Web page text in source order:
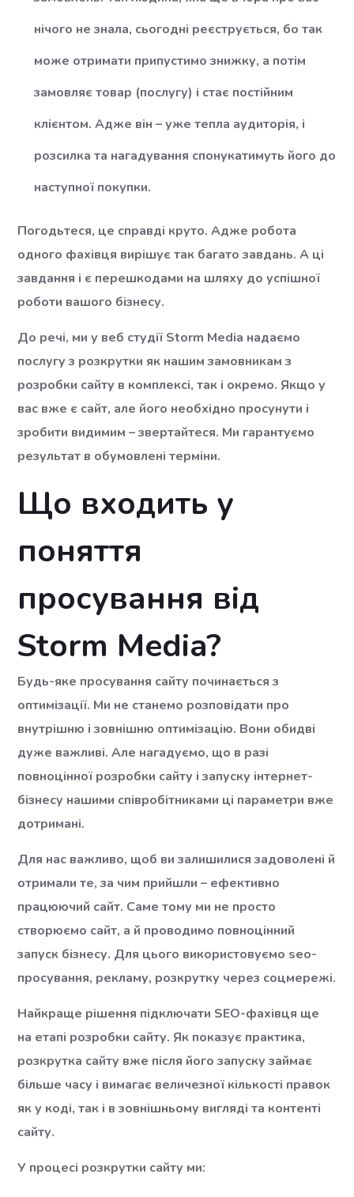
нічого не знала, сьогодні реєструється, бо так
може отримати припустимо знижку, а потім
замовляє товар (послугу) і стає постійним
клієнтом. Адже він – уже тепла аудиторія, і
розсилка та нагадування спонукатимуть його до
наступної покупки.
Погодьтеся, це справді круто. Адже робота
одного фахівця вирішує так багато завдань. А ці
завдання і є перешкодами на шляху до успішної
роботи вашого бізнесу.
До речі, ми у веб студії Storm Media надаємо
послугу з розкрутки як нашим замовникам з
розробки сайту в комплексі, так і окремо. Якщо у
вас вже є сайт, але його необхідно просунути і
зробити видимим – звертайтеся. Ми гарантуємо
результат в обумовлені терміни.
Що входить у
поняття
просування від
Storm Media?
Будь-яке просування сайту починається з
оптимізації. Ми не станемо розповідати про
внутрішню і зовнішню оптимізацію. Вони обидві
дуже важливі. Але нагадуємо, що в разі
повноцінної розробки сайту і запуску інтернет-
бізнесу нашими співробітниками ці параметри вже
дотримані.
Для нас важливо, щоб ви залишилися задоволені й
отримали те, за чим прийшли – ефективно
працюючий сайт. Саме тому ми не просто
створюємо сайт, а й проводимо повноцінний
запуск бізнесу. Для цього використовуємо seo-
просування, рекламу, розкрутку через соцмережі.
Найкраще рішення підключати SEO-фахівця ще
на етапі розробки сайту. Як показує практика,
розкрутка сайту вже після його запуску займає
більше часу і вимагає величезної кількості правок
як у коді, так і в зовнішньому вигляді та контенті
сайту.
У процесі розкрутки сайту ми: